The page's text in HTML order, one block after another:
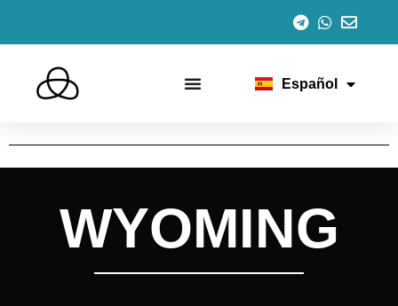
Español
Italiano
Português
Deutsch
WYOMING